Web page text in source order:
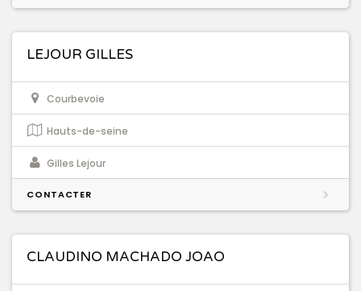
LEJOUR GILLES
Courbevoie
Hauts-de-seine
Gilles Lejour
CONTACTER
CLAUDINO MACHADO JOAO